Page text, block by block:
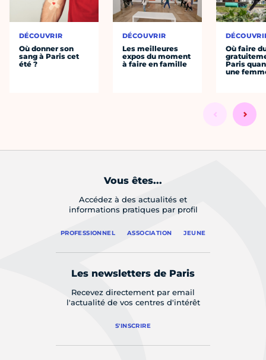
DÉCOUVRIR
Où donner son
sang à Paris cet
été ?
DÉCOUVRIR
Les meilleures
expos du moment
à faire en famille
Où faire
Paris
une
Vous êtes...
Accédez à des actualités et
informations pratiques par profil
PROFESSIONNEL ASSOCIATION JEUNE
Les newsletters de Paris
Recevez directement par email
l'actualité de vos centres d'intérêt
S'INSCRIRE